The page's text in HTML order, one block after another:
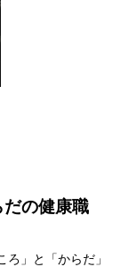
の健康職
」と「からだ」